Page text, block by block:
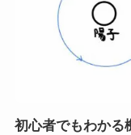
初心者でもわかる